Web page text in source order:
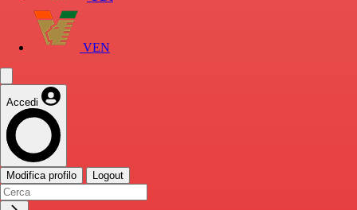
VEN
Accedi
Modifica profilo Logout